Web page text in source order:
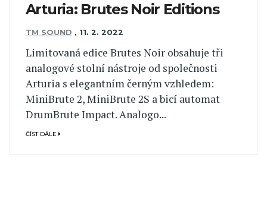
Arturia: Brutes Noir Editions
TM SOUND , 11. 2. 2022
Limitovaná edice Brutes Noir obsahuje tři
analogové stolní nástroje od společnosti
Arturia s elegantním černým vzhledem:
MiniBrute 2, MiniBrute 2S a bicí automat
DrumBrute Impact. Analogo...
ČÍST DÁLE